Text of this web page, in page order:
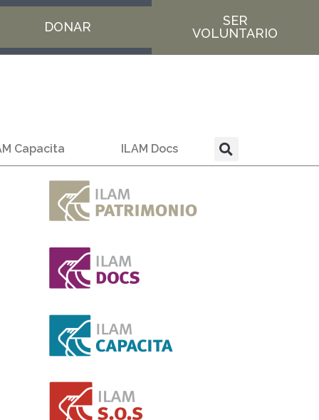
DONAR
SER
VOLUNTARIO
Capacita ILAM Docs